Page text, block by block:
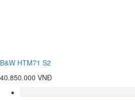
B&W HTM71 S2
40.850.000 VNĐ